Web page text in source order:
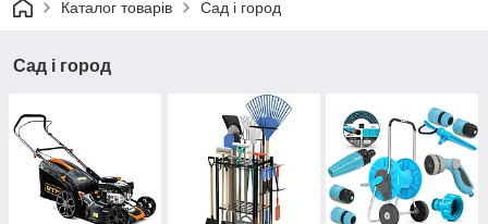
Каталог товарів Сад і город
Сад і город